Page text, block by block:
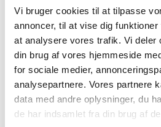
Vi bruger cookies til at tilpasse
annoncer, til at vise dig
at analysere vores trafik. Vi deler
din brug af vores hjemmeside
for sociale medier,
analysepartnere. Vores partnere
data med andre oplysninger, du
de har indsamlet fra din brug af
når
udført.
Levering af
som ikke leveres
medium, hvis
påbegyndt med
forudgående
samtykke og